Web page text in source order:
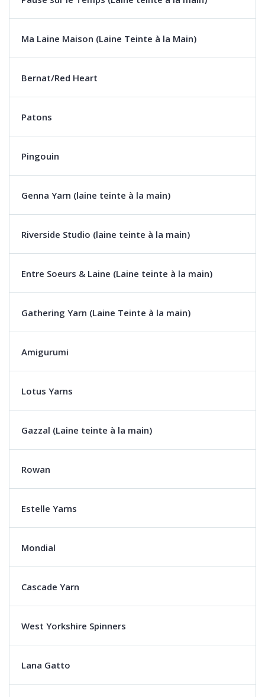
Ma Laine Maison (Laine Teinte à la Main)
Bernat/Red Heart
Patons
Pingouin
Genna Yarn (laine teinte à la main)
Riverside Studio (laine teinte à la main)
Entre Soeurs & Laine (Laine teinte à la main)
Gathering Yarn (Laine Teinte à la main)
Amigurumi
Lotus Yarns
Gazzal (Laine teinte à la main)
Rowan
Estelle Yarns
Mondial
Cascade Yarn
West Yorkshire Spinners
Lana Gatto